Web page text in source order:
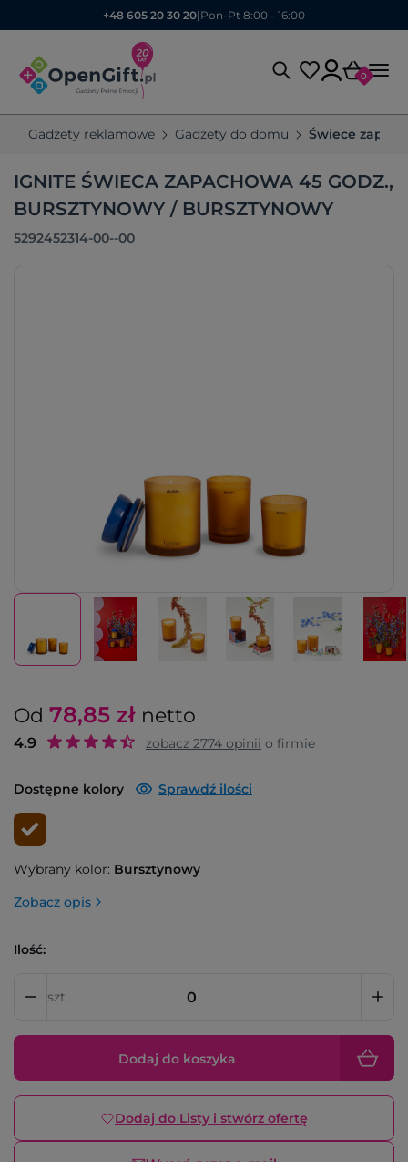
+48 605 20 30 20| Pon-Pt 8:00 - 16:00
0
Gadżety reklamowe Gadżety do domu Świece
IGNITE ŚWIECA ZAPACHOWA 45 GODZ.,
BURSZTYNOWY / BURSZTYNOWY
5292452314-00--00
Od 78,85 zł netto
4.9 zobacz 2774 opinii o firmie
Dostępne kolory Sprawdź ilości
Wybrany kolor: Bursztynowy
Zobacz opis
Ilość:
szt.
Dodaj do koszyka
Dodaj do Listy i stwórz ofertę